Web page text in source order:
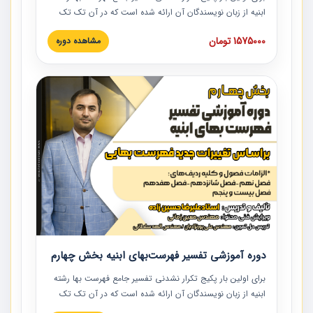
ابنیه از زبان نویسندگان آن ارائه شده است که در آن تک تک
ردیف ها و مطالب فهرست بها تفسیر و ارائه شده است. این
دوره به صورت کامل تصویری بوده و به همراه تصاویر عملیات
دوره با کلام مهندس علیرضاحسین‌زاده مدیر پروژه مهندسی
مشاور در امر بازنگری فهرست بها رشته ابنیه ارائه شده و به تمام
همکارانی که در حوزه صنعت ساخت در حال فعالیت هستند حتما
توصیه می کنیم از مطالب این دوره استفاده نمایند.
1575000 تومان مشاهده دوره
دوره آموزشی تفسیر فهرست‌بهای ابنیه بخش چهارم
برای اولین بار پکیج تکرار نشدنی تفسیر جامع فهرست بها رشته
ابنیه از زبان نویسندگان آن ارائه شده است که در آن تک تک
ردیف ها و مطالب فهرست بها تفسیر و ارائه شده است. این